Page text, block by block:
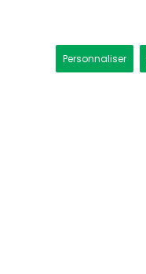
Personnaliser